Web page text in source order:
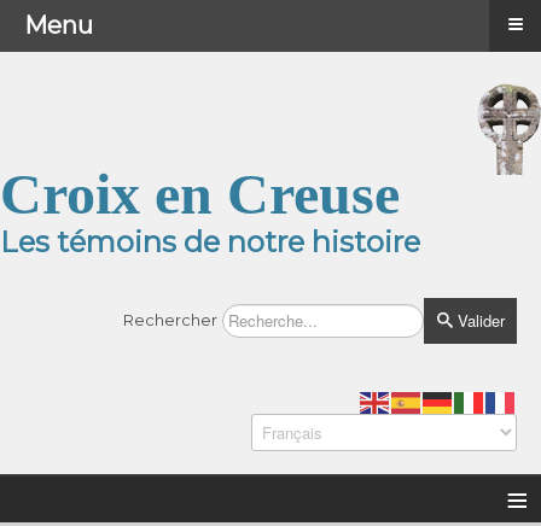
Croix en Creuse
Les témoins de notre histoire
Rechercher Valider
≡
Menu ≡
Menu ≡